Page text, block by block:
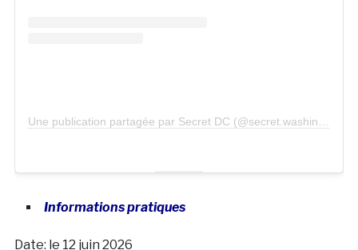
Informations pratiques
Date: le 12 juin 2026